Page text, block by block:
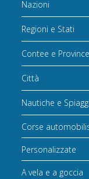
Nazioni
Regioni e Stati
Contee e Province
Città
Nautiche e
Corse
Personalizzate
A vela e a goccia